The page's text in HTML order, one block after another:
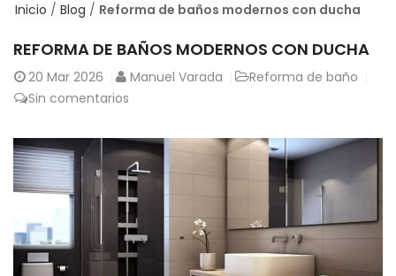
Inicio / Blog / Reforma de baños modernos con ducha
REFORMA DE BAÑOS MODERNOS CON DUCHA
20 Mar 2026 Manuel Varada
Reforma de baño
Sin comentarios